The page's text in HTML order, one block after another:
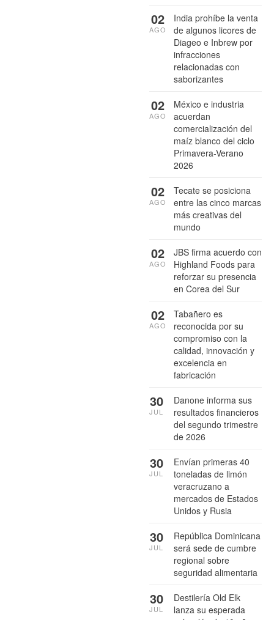
India prohíbe la venta
de algunos licores de
Diageo e Inbrew por
infracciones
relacionadas con
saborizantes
02
AGO
México e industria
acuerdan
comercialización del
maíz blanco del ciclo
Primavera-Verano
2026
02
AGO
Tecate se posiciona
entre las cinco marcas
más creativas del
mundo
02
AGO
JBS firma acuerdo con
Highland Foods para
reforzar su presencia
en Corea del Sur
02
AGO
Tabañero es
reconocida por su
compromiso con la
calidad, innovación y
excelencia en
fabricación
02
AGO
Danone informa sus
resultados financieros
del segundo trimestre
de 2026
30
JUL
Envían primeras 40
toneladas de limón
veracruzano a
mercados de Estados
Unidos y Rusia
30
JUL
República Dominicana
será sede de cumbre
regional sobre
seguridad alimentaria
30
JUL
Destilería Old Elk
lanza su esperada
30
JUL